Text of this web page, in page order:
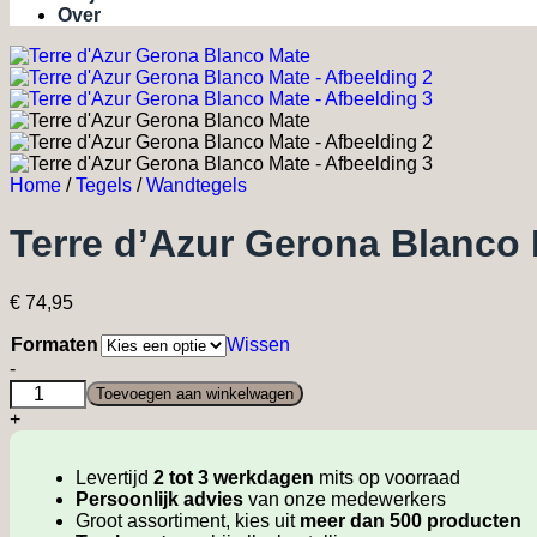
Over
Home / Tegels / Wandtegels
Terre d’Azur Gerona Blanco
€ 74,95
Formaten
Wissen
Terre
d'Azur
Gerona
Blanco
quantity
-
+
Toevoegen aan winkelwagen
Levertijd 2 tot 3 werkdagen mits op voorraad
Persoonlijk advies van onze medewerkers
Groot assortiment, kies uit meer dan 500 producten